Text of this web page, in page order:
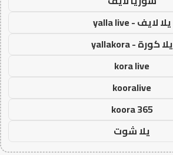
يلا لايف - yalla live
يلا كورة - yallakora
kora live
kooralive
koora 365
يلا شوت